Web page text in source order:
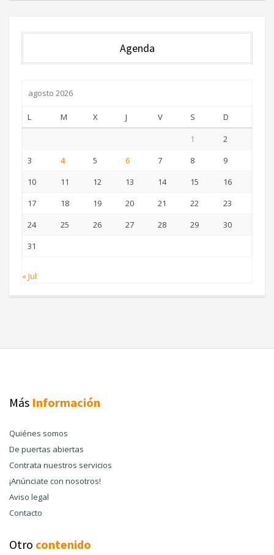
Agenda
agosto 2026
L M X J V S
D
1
2
3
4 5 6 7 8
9
10
11 12 13 14 15
16
17
18 19 20 21 22
23
24
25 26 27 28 29
30
31
« Jul
Más Información
Quiénes somos
De puertas abiertas
Contrata nuestros servicios
¡Anúnciate con nosotros!
Aviso legal
Contacto
Otro contenido